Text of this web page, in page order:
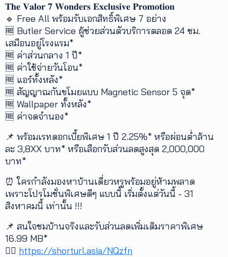
โหลด
แอปฯ
𝐓𝐡𝐞 𝐕𝐚𝐥𝐨𝐫 𝟕 𝐖𝐨𝐧𝐝𝐞𝐫𝐬 𝐄𝐱𝐜𝐥𝐮𝐬𝐢𝐯𝐞 𝐏𝐫𝐨𝐦𝐨𝐭𝐢𝐨𝐧
🔹 Free All พร้อมรับเอกสิทธิ์พิเศษ 7 อย่าง
🆓 Butler Service ผู้ช่วยส่วนตัวบริการตลอด 24 ชม.
เสมือนอยู่โรงแรม*
🆓 ค่าส่วนกลาง 1 ปี*
🆓 ค่าใช้จ่ายวันโอน*
🆓 แอร์ทั้งหลัง*
🆓 สัญญาณกันขโมยแบบ Magnetic Sensor 5 จุด*
🆓 Wallpaper ทั้งหลัง*
🆓 ค่าจดจำนอง*
📌 พร้อมเรทดอกเบี้ยพิเศษ 1 ปี 2.25%* หรือผ่อนต่ำล้าน
ละ 3,8XX บาท* หรือเลือกรับส่วนลดสูงสุด 2,000,000
บาท*
⏰ ใครกำลังมองหาบ้านเดี่ยวหรูพร้อมอยู่ห้ามพลาด
เพราะโปรโมชั่นพิเศษดีๆ แบบนี้ เริ่มตั้งแต่วันนี้ - 31
สิงหาคมนี้ เท่านั้น !!!
📌 สนใจชมบ้านจริงและรับส่วนลดเพิ่มเติมราคาพิเศษ
16.99 MB*
👉🏻 https://shorturl.asia/NQzfn